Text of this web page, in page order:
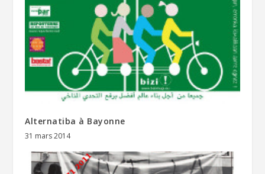
Alternatiba à Bayonne
31 mars 2014